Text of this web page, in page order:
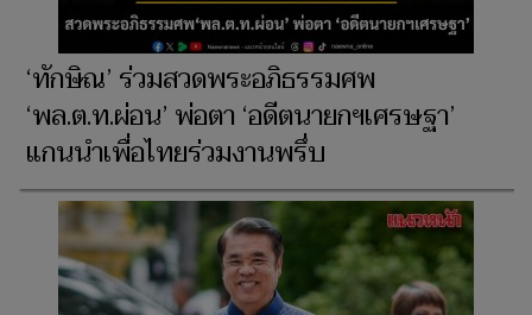
‘ทักษิณ’ ร่วมสวดพระอภิธรรมศพ
‘พล.ต.ท.ผ่อน’ พ่อตา ‘อดีตนายกฯเศรษฐา’
แกนนำเพื่อไทยร่วมงานพรึ่บ